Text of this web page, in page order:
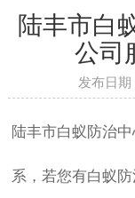
陆丰市白
公司
发布日
陆丰市白蚁防治
系，若您有白蚁